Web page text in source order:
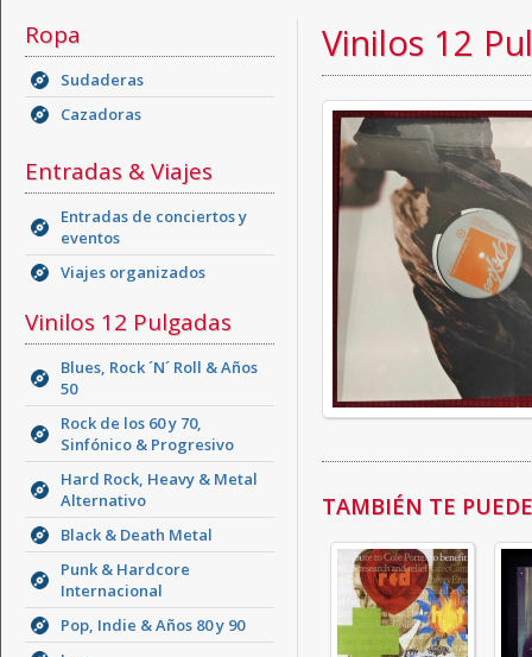
Ropa
Sudaderas
Cazadoras
Entradas & Viajes
Entradas de conciertos y
eventos
Viajes organizados
Vinilos 12 Pulgadas
Blues, Rock ´N´ Roll & Años
50
Rock de los 60 y 70,
Sinfónico & Progresivo
Hard Rock, Heavy & Metal
Alternativo
Black & Death Metal
Punk & Hardcore
Internacional
Pop, Indie & Años 80 y 90
Vinilos 12
TAMBIÉN TE